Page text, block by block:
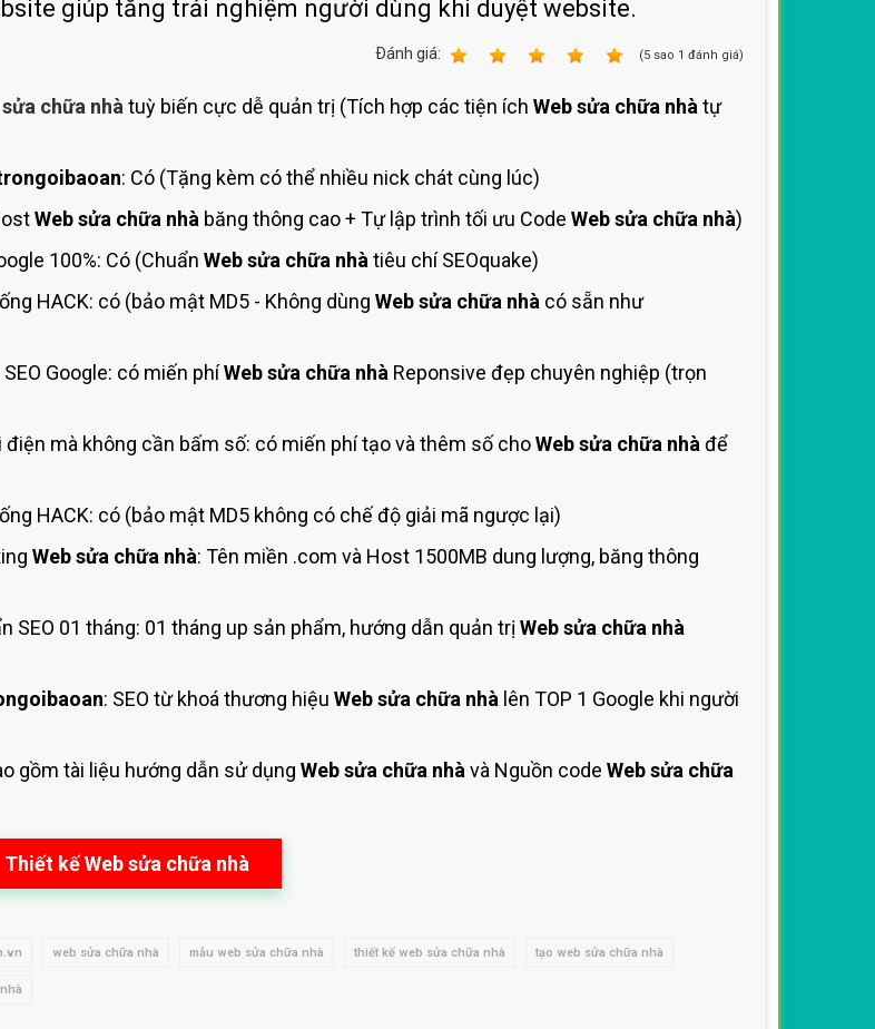
giúp tăng trải nghiệm người dùng khi duyệt website.
Ðánh giá: (5 sao 1 đánh giá)
chữa nhà tuỳ biến cực dễ quản trị (Tích hợp các tiện ích Web sửa chữa nhà tự
: Có (Tặng kèm có thể nhiều nick chát cùng lúc)
Web sửa chữa nhà băng thông cao + Tự lập trình tối ưu Code Web sửa chữa nhà)
100%: Có (Chuẩn Web sửa chữa nhà tiêu chí SEOquake)
HACK: có (bảo mật MD5 - Không dùng Web sửa chữa nhà có sẵn như
Google: có miến phíWeb sửa chữa nhà Reponsive đẹp chuyên nghiệp (trọn
điện mà không cần bấm số: có miến phí tạo và thêm số choWeb sửa chữa nhà để
HACK: có (bảo mật MD5 không có chế độ giải mã ngược lại)
Web sửa chữa nhà: Tên miền .com và Host 1500MB dung lượng, băng thông
SEO 01 tháng: 01 tháng up sản phẩm, hướng dẫn quản trị Web sửa chữa nhà
: SEO từ khoá thương hiệu Web sửa chữa nhà lên TOP 1 Google khi người
gồm tài liệu hướng dẫn sử dụng Web sửa chữa nhà và Nguồn code Web sửa chữa
Thiết kế Web sửa chữa nhà
web sửa chữa nhà mẫu web sửa chữa nhà thiết kế web sửa chữa nhà tạo web sửa chữa nhà